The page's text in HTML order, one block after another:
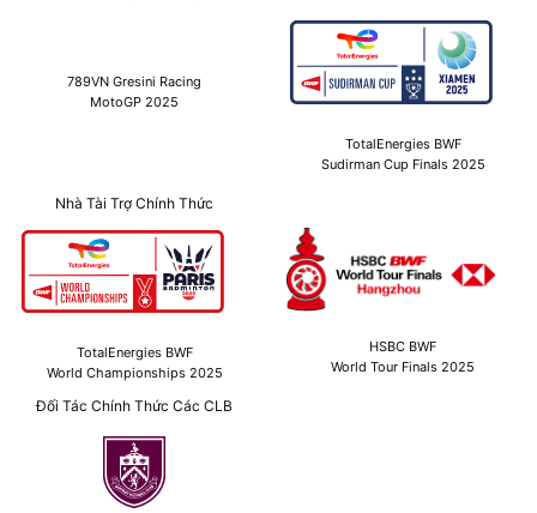
789VN Gresini Racing
MotoGP 2025
TotalEnergies BWF
Sudirman Cup Finals 2025
Nhà Tài Trợ Chính Thức
TotalEnergies BWF
World Championships 2025
HSBC BWF
World Tour Finals 2025
Đối Tác Chính Thức Các CLB